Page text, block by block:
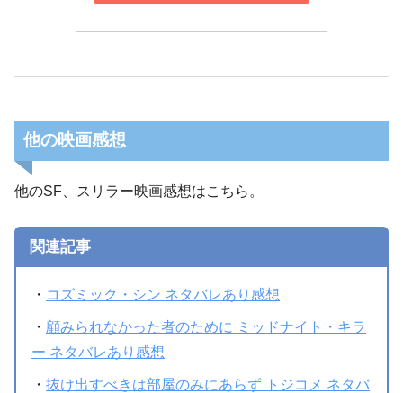
他の映画感想
他のSF、スリラー映画感想はこちら。
関連記事
・ コズミック・シン ネタバレあり感想
・ 顧みられなかった者のために ミッドナイト・キラ
ー ネタバレあり感想
・抜け出すべきは部屋のみにあらず トジコメ ネタバ